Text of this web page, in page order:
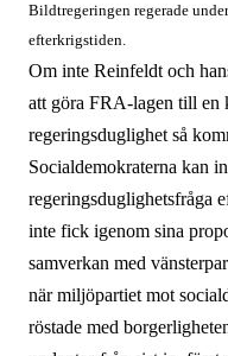
Bildtregeringen regerade
efterkrigstiden.
Om inte Reinfeldt och
att göra FRA-lagen till en
regeringsduglighet så
Socialdemokraterna kan
regeringsduglighetsfråga
inte fick igenom sina
samverkan med
när miljöpartiet mot
röstade med